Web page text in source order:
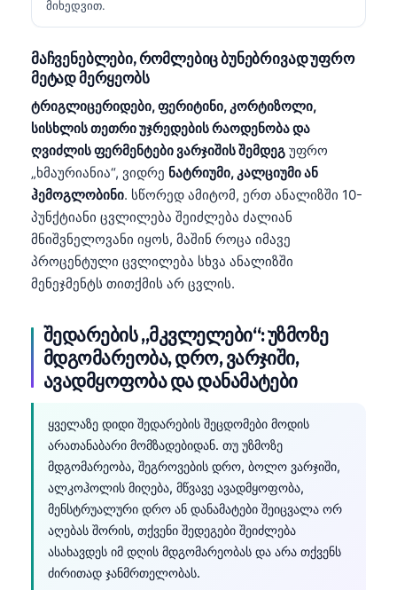
მიხედვით.
მაჩვენებლები, რომლებიც ბუნებრივად უფრო
მეტად მერყეობს
ტრიგლიცერიდები, ფერიტინი, კორტიზოლი,
სისხლის თეთრი უჯრედების რაოდენობა და
ღვიძლის ფერმენტები ვარჯიშის შემდეგ უფრო
„ხმაურიანია“, ვიდრე ნატრიუმი, კალციუმი ან
ჰემოგლობინი. სწორედ ამიტომ, ერთ ანალიზში 10-
პუნქტიანი ცვლილება შეიძლება ძალიან
მნიშვნელოვანი იყოს, მაშინ როცა იმავე
პროცენტული ცვლილება სხვა ანალიზში
მენეჯმენტს თითქმის არ ცვლის.
შედარების „მკვლელები“: უზმოზე
მდგომარეობა, დრო, ვარჯიში,
ავადმყოფობა და დანამატები
ყველაზე დიდი შედარების შეცდომები მოდის
არათანაბარი მომზადებიდან. თუ უზმოზე
მდგომარეობა, შეგროვების დრო, ბოლო ვარჯიში,
ალკოჰოლის მიღება, მწვავე ავადმყოფობა,
მენსტრუალური დრო ან დანამატები შეიცვალა ორ
აღებას შორის, თქვენი შედეგები შეიძლება
ასახავდეს იმ დღის მდგომარეობას და არა თქვენს
ძირითად ჯანმრთელობას.